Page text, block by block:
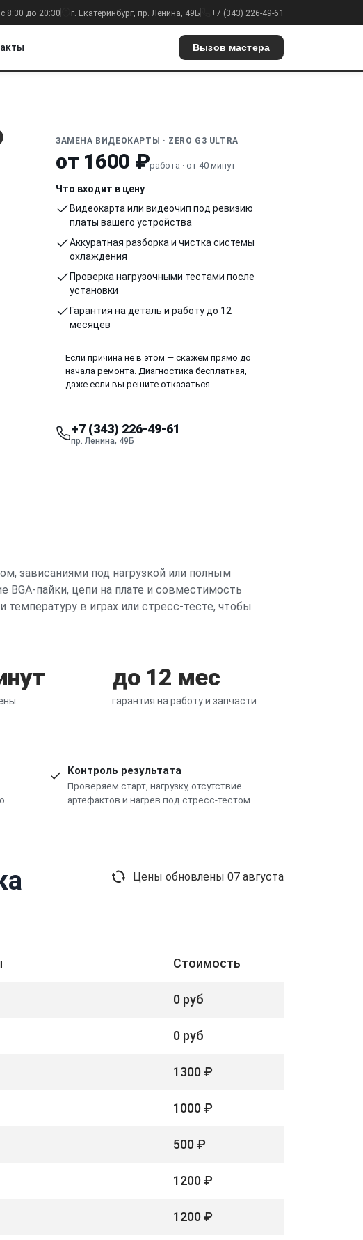
8:30 до 20:30 г. Екатеринбург, пр. Ленина, 49Б +7 (343) 226-49-61
Вызов мастера
ЗАМЕНА ВИДЕОКАРТЫ · ZERO G3 ULTRA
от 1600 ₽работа · от 40 минут
Что входит в цену
Видеокарта или видеочип под ревизию
платы вашего устройства
Аккуратная разборка и чистка системы
охлаждения
Проверка нагрузочными тестами после
установки
Гарантия на деталь и работу до 12
месяцев
Если причина не в этом — скажем прямо до
начала ремонта. Диагностика бесплатная,
даже если вы решите отказаться.
+7 (343) 226-49-61
пр. Ленина, 49Б
зависаниями под нагрузкой или полным
BGA-пайки, цепи на плате и совместимость
в играх или стресс-тесте, чтобы
до 12 мес
гарантия на работу и запчасти
Контроль результата
Проверяем старт, нагрузку, отсутствие
артефактов и нагрев под стресс-тестом.
Цены обновлены 07 августа
Стоимость
0 руб
0 руб
1300 ₽
1000 ₽
500 ₽
1200 ₽
1200 ₽